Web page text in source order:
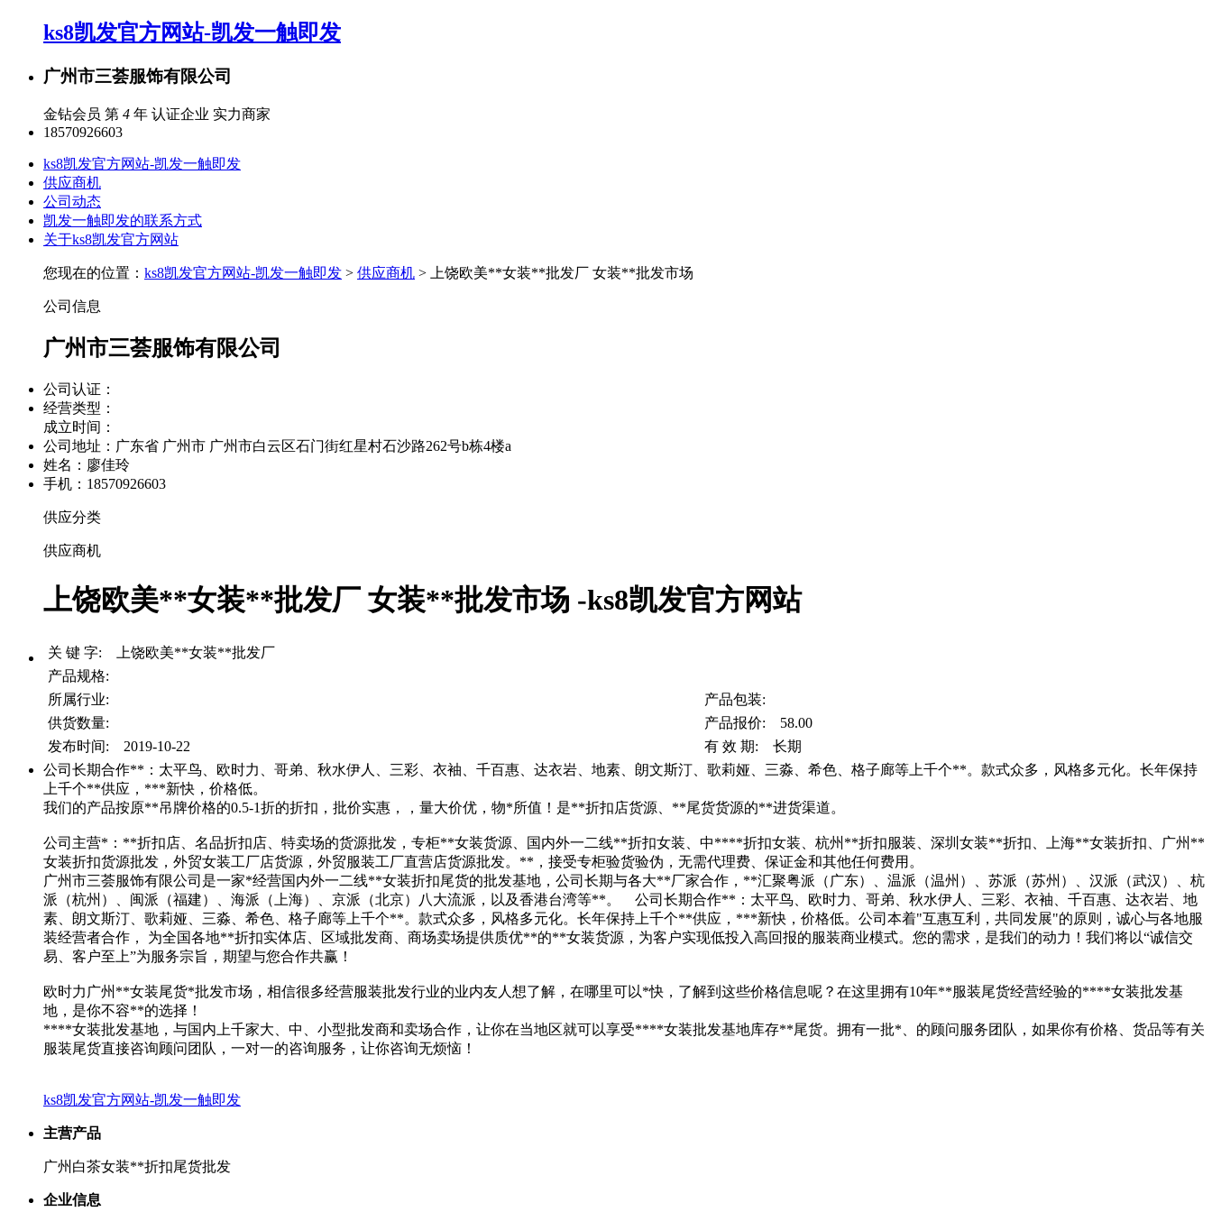
ks8凯发官方网站-凯发一触即发
广州市三荟服饰有限公司
金钻会员 第 4 年 认证企业 实力商家
18570926603
ks8凯发官方网站-凯发一触即发
供应商机
公司动态
凯发一触即发的联系方式
关于ks8凯发官方网站
您现在的位置： ks8凯发官方网站-凯发一触即发 > 供应商机 > 上饶欧美**女装**批发厂 女装**批发市场
公司信息
广州市三荟服饰有限公司
公司认证：
经营类型：
成立时间：
公司地址： 广东省 广州市 广州市白云区石门街红星村石沙路262号b栋4楼a
姓名：廖佳玲
手机：18570926603
供应分类
供应商机
上饶欧美**女装**批发厂 女装**批发市场 -ks8凯发官方网站
关 键 字: 上饶欧美**女装**批发厂
产品规格:
所属行业:
产品包装:
供货数量:
产品报价: 58.00
发布时间: 2019-10-22
有 效 期: 长期
公司长期合作**：太平鸟、欧时力、哥弟、秋水伊人、三彩、衣袖、千百惠、达衣岩、地素、朗文斯汀、歌莉娅、三淼、希色、格子廊等上千个**。款式众多，风格多元化。长年保持
上千个**供应，***新快，价格低。
我们的产品按原**吊牌价格的0.5-1折的折扣，批价实惠，，量大价优，物*所值！是**折扣店货源、**尾货货源的**进货渠道。
公司主营*：**折扣店、名品折扣店、特卖场的货源批发，专柜**女装货源、国内外一二线**折扣女装、中****折扣女装、杭州**折扣服装、深圳女装**折扣、上海**女装折扣、广州**
女装折扣货源批发，外贸女装工厂店货源，外贸服装工厂直营店货源批发。**，接受专柜验货验伪，无需代理费、保证金和其他任何费用。
广州市三荟服饰有限公司是一家*经营国内外一二线**女装折扣尾货的批发基地，公司长期与各大**厂家合作，**汇聚粤派（广东）、温派（温州）、苏派（苏州）、汉派（武汉）、杭
派（杭州）、闽派（福建）、海派（上海）、京派（北京）八大流派，以及香港台湾等**。 公司长期合作**：太平鸟、欧时力、哥弟、秋水伊人、三彩、衣袖、千百惠、达衣岩、地
素、朗文斯汀、歌莉娅、三淼、希色、格子廊等上千个**。款式众多，风格多元化。长年保持上千个**供应，***新快，价格低。公司本着"互惠互利，共同发展"的原则，诚心与各地服
装经营者合作， 为全国各地**折扣实体店、区域批发商、商场卖场提供质优**的**女装货源，为客户实现低投入高回报的服装商业模式。您的需求，是我们的动力！我们将以“诚信交
易、客户至上”为服务宗旨，期望与您合作共赢！
欧时力广州**女装尾货*批发市场，相信很多经营服装批发行业的业内友人想了解，在哪里可以*快，了解到这些价格信息呢？在这里拥有10年**服装尾货经营经验的****女装批发基
地，是你不容**的选择！
****女装批发基地，与国内上千家大、中、小型批发商和卖场合作，让你在当地区就可以享受****女装批发基地库存**尾货。拥有一批*、的顾问服务团队，如果你有价格、货品等有关
服装尾货直接咨询顾问团队，一对一的咨询服务，让你咨询无烦恼！
ks8凯发官方网站-凯发一触即发
主营产品
广州白茶女装**折扣尾货批发
企业信息